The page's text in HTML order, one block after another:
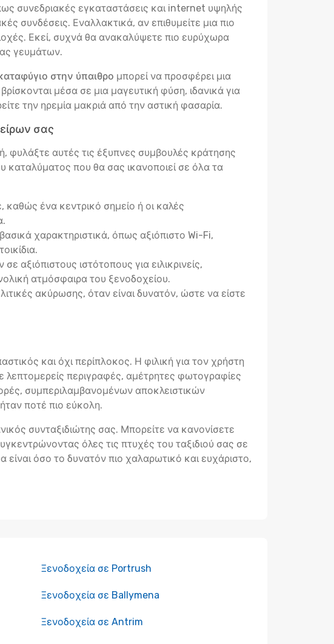
συνεδριακές εγκαταστάσεις και internet υψηλής
συνδέσεις. Εναλλακτικά, αν επιθυμείτε μια πιο
Εκεί, συχνά θα ανακαλύψετε πιο ευρύχωρα
γευμάτων.
στην ύπαιθρο μπορεί να προσφέρει μια
μέσα σε μια μαγευτική φύση, ιδανικά για
την ηρεμία μακριά από την αστική φασαρία.
σας
φυλάξτε αυτές τις έξυπνες συμβουλές κράτησης
καταλύματος που θα σας ικανοποιεί σε όλα τα
καθώς ένα κεντρικό σημείο ή οι καλές
χαρακτηριστικά, όπως αξιόπιστο Wi-Fi,
αξιόπιστους ιστότοπους για ειλικρινείς,
ατμόσφαιρα του ξενοδοχείου.
ακύρωσης, όταν είναι δυνατόν, ώστε να είστε
και όχι περίπλοκος. Η φιλική για τον χρήστη
λεπτομερείς περιγραφές, αμέτρητες φωτογραφίες
συμπεριλαμβανομένων αποκλειστικών
ποτέ πιο εύκολη.
συνταξιδιώτης σας. Μπορείτε να κανονίσετε
όλες τις πτυχές του ταξιδιού σας σε
είναι όσο το δυνατόν πιο χαλαρωτικό και ευχάριστο,
Ξενοδοχεία σε Portrush
Ξενοδοχεία σε Ballymena
Ξενοδοχεία σε Antrim